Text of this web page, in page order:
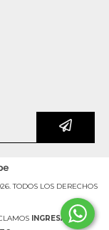
TODOS LOS DERECHOS
INGRESÁ ACÁ.